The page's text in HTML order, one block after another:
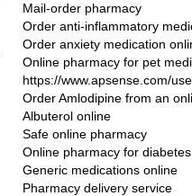
Mail-order pharmacy
Order anti-inflammatory
Order anxiety medication
Online pharmacy for pet
https://www.apsense.com/
Order Amlodipine from an
Albuterol online
Safe online pharmacy
Online pharmacy for
Generic medications online
Pharmacy delivery service